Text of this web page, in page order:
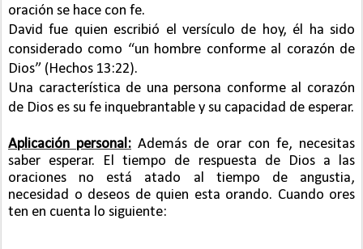
oración se hace con fe.
David fue quien escribió el versículo de hoy, él ha sido
considerado como “un hombre conforme al corazón de
Dios” (Hechos 13:22).
Una característica de una persona conforme al corazón
de Dios es su fe inquebrantable y su capacidad de esperar.
Aplicación personal: Además de orar con fe, necesitas
saber esperar. El tiempo de respuesta de Dios a las
oraciones no está atado al tiempo de angustia,
necesidad o deseos de quien esta orando. Cuando ores
ten en cuenta lo siguiente: